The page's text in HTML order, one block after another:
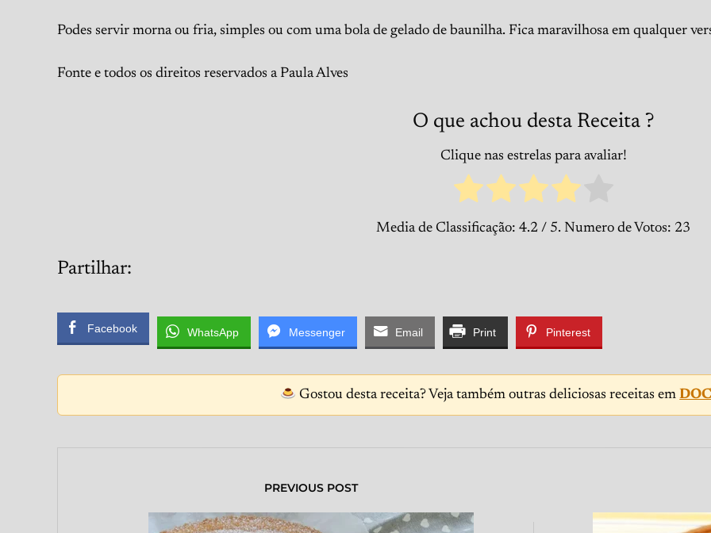
Podes servir morna ou fria, simples ou com uma bola de gelado de baunilha. Fica maravilhosa em qualquer
Fonte e todos os direitos reservados a Paula Alves
O que achou desta Receita ?
Clique nas estrelas para avaliar!
Media de Classificação: 4.2 / 5. Numero de Votos: 23
Partilhar:
Facebook WhatsApp Messenger Email Print Pinterest
Gostou desta receita? Veja também outras deliciosas receitas em
PREVIOUS POST